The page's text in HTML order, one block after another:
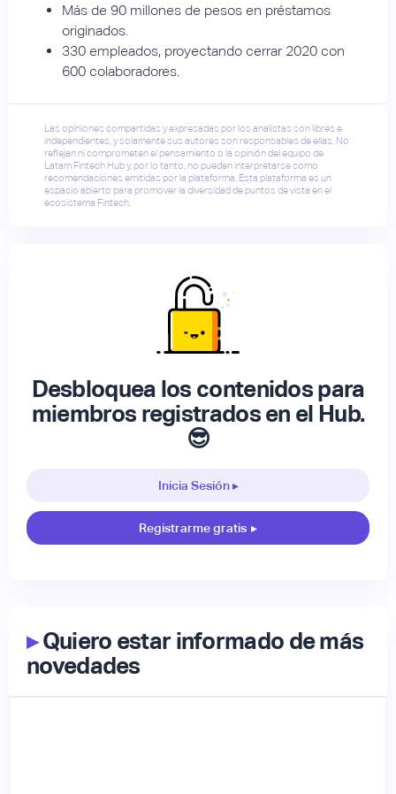
Más de 90 millones de pesos en préstamos
originados.
330 empleados, proyectando cerrar 2020 con
600 colaboradores.
Las opiniones compartidas y expresadas por los analistas son libres e
independientes, y solamente sus autores son responsables de ellas. No
reflejan ni comprometen el pensamiento o la opinión del equipo de
Latam Fintech Hub y, por lo tanto, no pueden interpretarse como
recomendaciones emitidas por la plataforma. Esta plataforma es un
espacio abierto para promover la diversidad de puntos de vista en el
ecosistema Fintech.
Desbloquea los contenidos para
miembros registrados en el Hub.
😎
Inicia Sesión ▸
Registrarme gratis ▸
▸Quiero estar informado de más
novedades